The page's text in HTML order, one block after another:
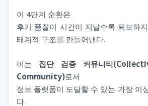
이 4단계 순환은
후기 품질이 시간이 지날수록 퇴보하
태계적 구조를 만들어낸다.
이는 집단 검증 커뮤니티
Community)로서
정보 플랫폼이 도달할 수 있는 가장 이
다.